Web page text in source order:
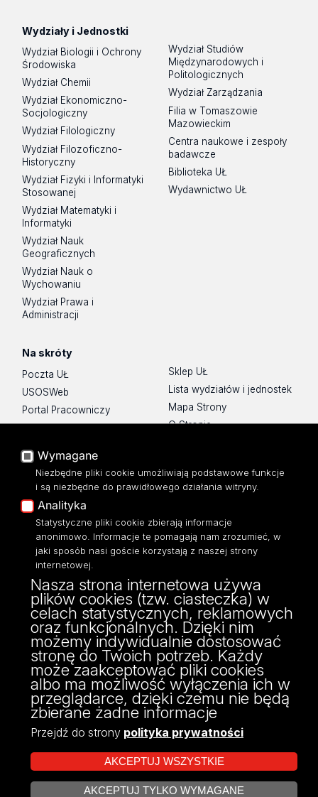
Wydziały i Jednostki
Wydział Biologii i Ochrony
Środowiska
Wydział Chemii
Wydział Ekonomiczno-
Socjologiczny
Wydział Filologiczny
Wydział Filozoficzno-
Historyczny
Wydział Fizyki i Informatyki
Stosowanej
Wydział Matematyki i
Informatyki
Wydział Nauk
Geograficznych
Wydział Nauk o
Wychowaniu
Wydział Prawa i
Administracji
Wydział Studiów
Międzynarodowych i
Politologicznych
Wydział Zarządzania
Filia w Tomaszowie
Mazowieckim
Centra naukowe i zespoły
badawcze
Biblioteka UŁ
Wydawnictwo UŁ
Na skróty
Poczta UŁ
USOSWeb
Portal Pracowniczy
Baza Aktów Własnych
Moodle
Eksperci UŁ
Polityka Prywatności
Dostępność
Sklep UŁ
Lista wydziałów i jednostek
Mapa Strony
O Stronie
ul. Narutowicza 68, 90-136 Łódź
NIP: 724 000 32 43
Adres do doręczeń elektronicznych (ADE):
AE:PL-74796-17640-IHHIV-17
KONTAKT
Wymagane
Niezbędne pliki cookie umożliwiają podstawowe funkcje
i są niezbędne do prawidłowego działania witryny.
Analityka
Statystyczne pliki cookie zbierają informacje
anonimowo. Informacje te pomagają nam zrozumieć, w
jaki sposób nasi goście korzystają z naszej strony
internetowej.
Nasza strona internetowa używa
plików cookies (tzw. ciasteczka) w
celach statystycznych, reklamowych
oraz funkcjonalnych. Dzięki nim
możemy indywidualnie dostosować
stronę do Twoich potrzeb. Każdy
może zaakceptować pliki cookies
albo ma możliwość wyłączenia ich w
przeglądarce, dzięki czemu nie będą
zbierane żadne informacje
Przejdź do strony polityka prywatności
AKCEPTUJ WSZYSTKIE
AKCEPTUJ TYLKO WYMAGANE